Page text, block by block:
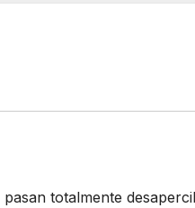
totalmente